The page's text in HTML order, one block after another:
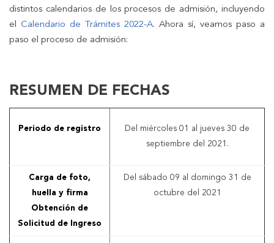
distintos calendarios de los procesos de admisión, incluyendo
el Calendario de Trámites 2022-A. Ahora sí, veamos paso a
paso el proceso de admisión:
RESUMEN DE FECHAS
Periodo de registro
Del miércoles 01 al jueves 30 de
septiembre del 2021.
Carga de foto,
huella y firma
Obtención de
Solicitud de Ingreso
Del sábado 09 al domingo 31 de
octubre del 2021